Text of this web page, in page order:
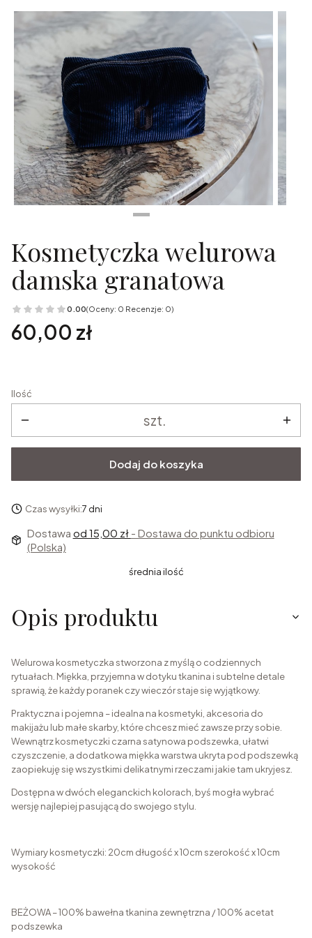
Kosmetyczka welurowa
damska granatowa
0.00(Oceny: 0 Recenzje: 0)
Cena
60,00 zł
Ilość
szt.
Dodaj do koszyka
Czas wysyłki:7 dni
Dostawa od 15,00 zł - Dostawa do punktu odbioru
(Polska)
średnia ilość
Opis produktu
Welurowa kosmetyczka stworzona z myślą o codziennych
rytuałach. Miękka, przyjemna w dotyku tkanina i subtelne detale
sprawią, że każdy poranek czy wieczór staje się wyjątkowy.
Praktyczna i pojemna – idealna na kosmetyki, akcesoria do
makijażu lub małe skarby, które chcesz mieć zawsze przy sobie.
Wewnątrz kosmetyczki czarna satynowa podszewka, ułatwi
czyszczenie, a dodatkowa miękka warstwa ukryta pod podszewką
zaopiekuję się wszystkimi delikatnymi rzeczami jakie tam ukryjesz.
Dostępna w dwóch eleganckich kolorach, byś mogła wybrać
wersję najlepiej pasującą do swojego stylu.
Wymiary kosmetyczki: 20cm długość x 10cm szerokość x 10cm
wysokość
BEŻOWA – 100% bawełna tkanina zewnętrzna / 100% acetat
podszewka